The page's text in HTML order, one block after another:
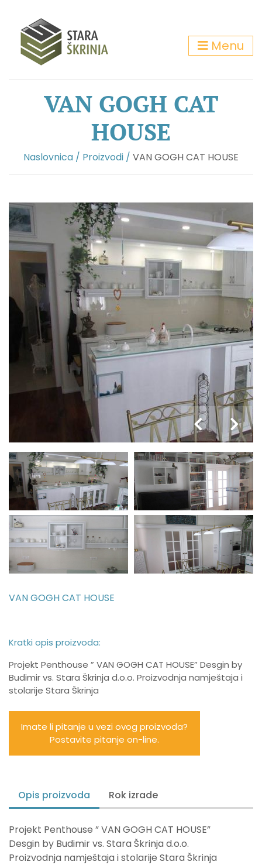
Menu
VAN GOGH CAT
HOUSE
Naslovnica / Proizvodi / VAN GOGH CAT HOUSE
VAN GOGH CAT HOUSE
Kratki opis proizvoda:
Projekt Penthouse ” VAN GOGH CAT HOUSE” Desgin by
Budimir vs. Stara Škrinja d.o.o. Proizvodnja namještaja i
stolarije Stara Škrinja
Imate li pitanje u vezi ovog proizvoda?
Postavite pitanje on-line.
Opis proizvoda Rok izrade
Projekt Penthouse ” VAN GOGH CAT HOUSE”
Desgin by Budimir vs. Stara Škrinja d.o.o.
Proizvodnja namještaja i stolarije Stara Škrinja